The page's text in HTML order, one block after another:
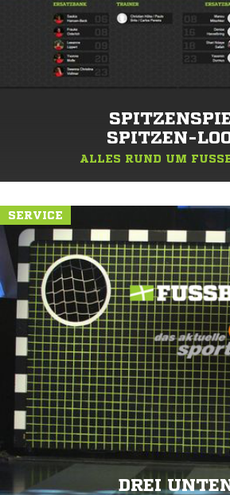
SPITZEN-
ALLES RUND UM
SERVICE
DREI